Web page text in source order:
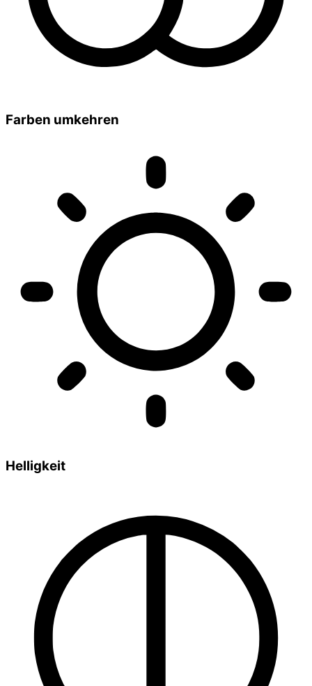
Farben umkehren
Helligkeit